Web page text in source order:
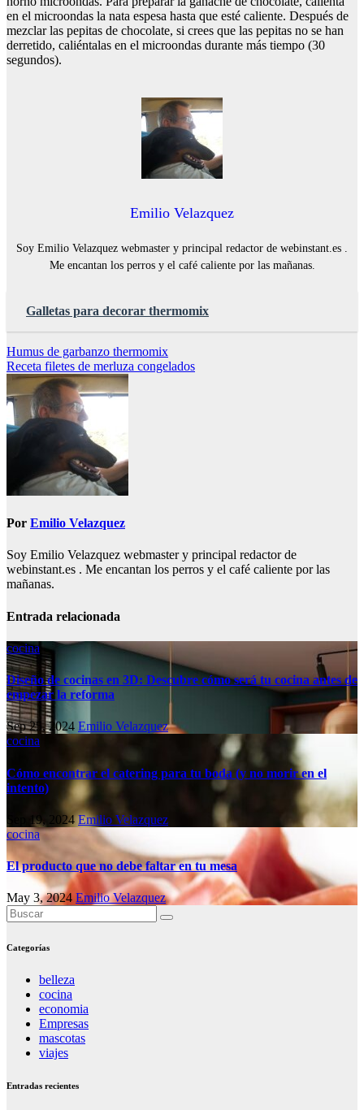
en el microondas la nata espesa hasta que esté caliente. Después de
mezclar las pepitas de chocolate, si crees que las pepitas no se han
derretido, caliéntalas en el microondas durante más tiempo (30
segundos).
Emilio Velazquez
Soy Emilio Velazquez webmaster y principal redactor de webinstant.es .
Me encantan los perros y el café caliente por las mañanas.
Galletas para decorar thermomix
Navegación
de
entradas
Humus de garbanzo thermomix
Receta filetes de merluza congelados
Por Emilio Velazquez
Soy Emilio Velazquez webmaster y principal redactor de
webinstant.es . Me encantan los perros y el café caliente por las
mañanas.
Entrada relacionada
cocina
Diseño de cocinas en 3D: Descubre cómo será tu cocina antes de
empezar la reforma
Sep 25, 2024 Emilio Velazquez
cocina
Cómo encontrar el catering para tu boda (y no morir en el
intento)
Sep 19, 2024Emilio Velazquez
cocina
El producto que no debe faltar en tu mesa
May 3, 2024 Emilio Velazquez
Categorías
belleza
cocina
economia
Empresas
mascotas
viajes
Entradas recientes